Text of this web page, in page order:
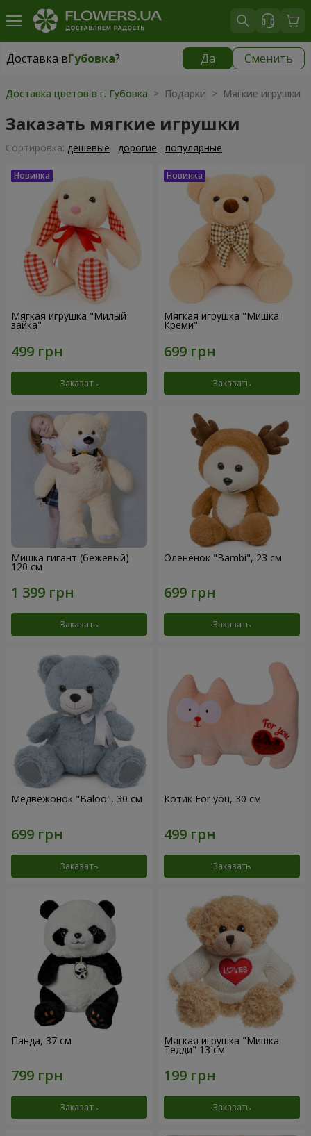
Доставка вГубовка? Да Сменить
Доставка вГубовка|
Доставка цветов в г. Губовка > Подарки > Мягкие игрушки
Заказать мягкие игрушки
Cортировка: дешевые дорогие популярные
Мягкая игрушка "Милый
зайка"
Заказать
Мягкая игрушка "Мишка
Креми"
Заказать
Мишка гигант (бежевый)
120 см
Заказать
Оленёнок "Bambi", 23 см
Заказать
Медвежонок "Baloo", 30 см
Заказать
Котик For you, 30 см
Заказать
Панда, 37 см
Заказать
Мягкая игрушка "Мишка
Тедди" 13 см
Заказать